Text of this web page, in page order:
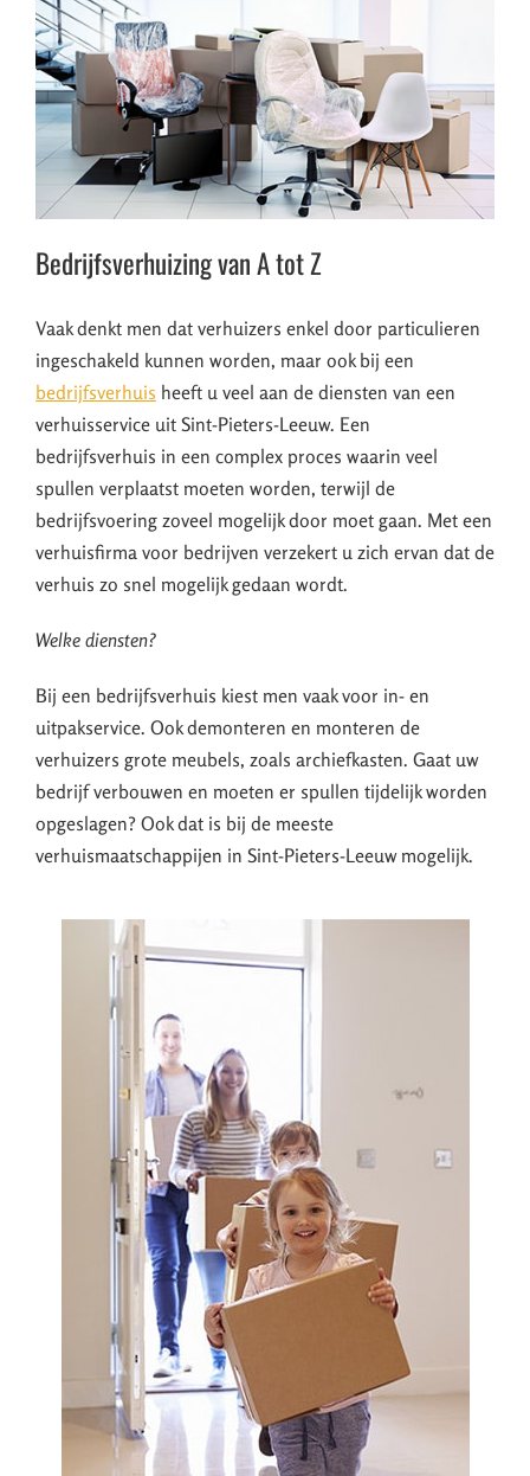
Bedrijfsverhuizing van A tot Z
Vaak denkt men dat verhuizers enkel door particulieren
ingeschakeld kunnen worden, maar ook bij een
bedrijfsverhuis heeft u veel aan de diensten van een
verhuisservice uit Sint-Pieters-Leeuw. Een
bedrijfsverhuis in een complex proces waarin veel
spullen verplaatst moeten worden, terwijl de
bedrijfsvoering zoveel mogelijk door moet gaan. Met een
verhuisfirma voor bedrijven verzekert u zich ervan dat de
verhuis zo snel mogelijk gedaan wordt.
Welke diensten?
Bij een bedrijfsverhuis kiest men vaak voor in- en
uitpakservice. Ook demonteren en monteren de
verhuizers grote meubels, zoals archiefkasten. Gaat uw
bedrijf verbouwen en moeten er spullen tijdelijk worden
opgeslagen? Ook dat is bij de meeste
verhuismaatschappijen in Sint-Pieters-Leeuw mogelijk.